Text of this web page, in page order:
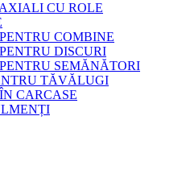
CU ROLE
COMBINE
DISCURI
SEMĂNĂTORI
TĂVĂLUGI
CARCASE